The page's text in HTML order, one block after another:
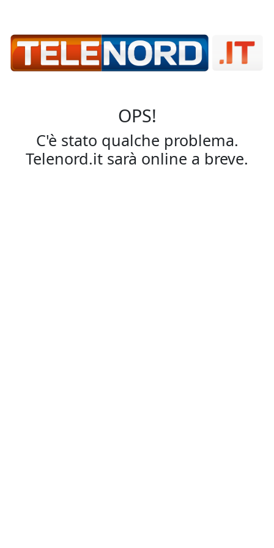
OPS!
C'è stato qualche problema.
Telenord.it sarà online a breve.